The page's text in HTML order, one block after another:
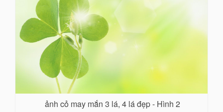
ảnh cỏ may mắn 3 lá, 4 lá đẹp - Hình 2